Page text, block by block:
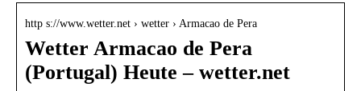
http s://www.wetter.net › wetter › Armacao de Pera
Wetter Armacao de Pera
(Portugal) Heute – wetter.net